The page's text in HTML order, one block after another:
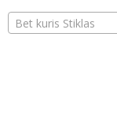
Bet kuris Stiklas